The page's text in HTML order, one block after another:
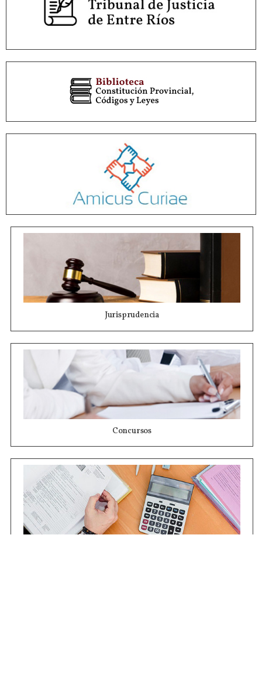
Jurisprudencia
Concursos